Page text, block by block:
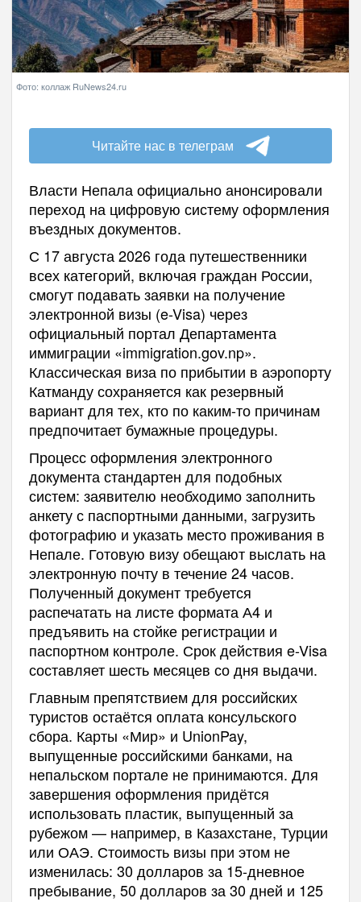
Фото: коллаж RuNews24.ru
Читайте нас в телеграм
Власти Непала официально анонсировали
переход на цифровую систему оформления
въездных документов.
С 17 августа 2026 года путешественники
всех категорий, включая граждан России,
смогут подавать заявки на получение
электронной визы (e-Visa) через
официальный портал Департамента
иммиграции «immigration.gov.np».
Классическая виза по прибытии в аэропорту
Катманду сохраняется как резервный
вариант для тех, кто по каким-то причинам
предпочитает бумажные процедуры.
Процесс оформления электронного
документа стандартен для подобных
систем: заявителю необходимо заполнить
анкету с паспортными данными, загрузить
фотографию и указать место проживания в
Непале. Готовую визу обещают выслать на
электронную почту в течение 24 часов.
Полученный документ требуется
распечатать на листе формата А4 и
предъявить на стойке регистрации и
паспортном контроле. Срок действия e-Visa
составляет шесть месяцев со дня выдачи.
Главным препятствием для российских
туристов остаётся оплата консульского
сбора. Карты «Мир» и UnionPay,
выпущенные российскими банками, на
непальском портале не принимаются. Для
завершения оформления придётся
использовать пластик, выпущенный за
рубежом — например, в Казахстане, Турции
или ОАЭ. Стоимость визы при этом не
изменилась: 30 долларов за 15-дневное
пребывание, 50 долларов за 30 дней и 125